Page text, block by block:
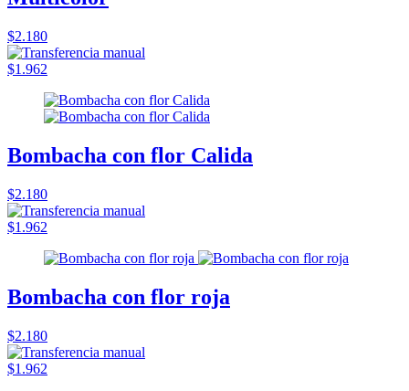
$2.180
$1.962
Bombacha con flor Calida
$2.180
$1.962
Bombacha con flor roja
$2.180
$1.962